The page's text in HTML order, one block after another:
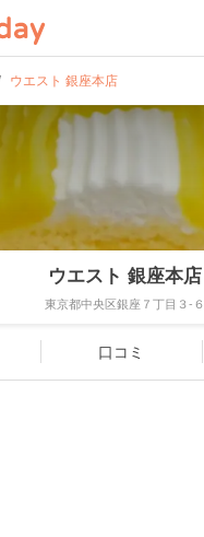
ウエスト 銀座本店
ウエスト 銀座本店
東京都中央区銀座７丁目３-６
口コミ